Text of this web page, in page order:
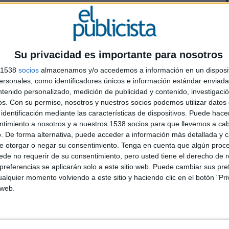
Su privacidad es importante para nosotros
socios almacenamos y/o accedemos a información en un
como identificadores únicos e información estándar
personalizado, medición de publicidad y contenido,
Con su permiso, nosotros y nuestros socios podemos utilizar datos
mediante las características de dispositivos. Puede
a nosotros y a nuestros 1538 socios para que llevemos a
De forma alternativa, puede acceder a información más detallada y
otorgar o negar su consentimiento. Tenga en cuenta que algún
no requerir de su consentimiento, pero usted tiene el derecho de
se aplicarán solo a este sitio web. Puede cambiar sus
momento volviendo a este sitio y haciendo clic en el botón
surge ante la necesidad del mundo publicitario
parte de un nuevo consumidor, que demanda
Segú un informe Spain Video Market, “tres de
digital para sus campañas integrales, de la
el formato televisión”
de coworking, una productora y un plató y
nuevas formas de comunicación que surjan como el
para startups relacionadas con el sector
el desarrollo de proyectos con el soporte
en el mercado. “Este proyecto incluye un plan
al mundo del video, con una financiación de
director general de El Play.
el trabajo de nómadas y startups audiovisuales,
complementan para sacar adelante proyectos,